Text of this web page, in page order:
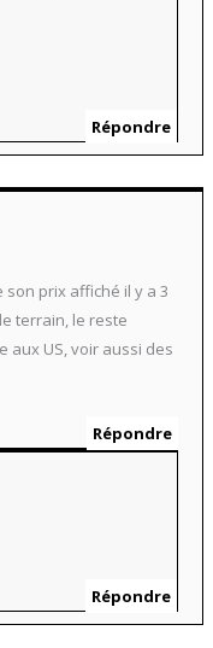
Répondre
prix affiché il y a 3
terrain, le reste
aux US, voir aussi des
Répondre
Répondre